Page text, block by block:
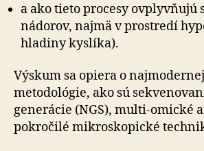
a ako tieto procesy ovplyvňujú
nádorov, najmä v prostredí
hladiny kyslíka).
Výskum sa opiera o
metodológie, ako sú
generácie (NGS), multi-omické
pokročilé mikroskopické